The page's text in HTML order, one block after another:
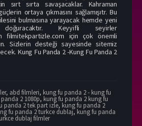
sırt sırta savaşacaklar. Kahraman
ortaya çıkmasını sağlamışıtr. Bu
bulmasına yarayacak hemde yeni
Keyyifli seyirler
filmitekpartizle.com için çok önemli
Sizlerin desteği sayesinde sitemiz
Kung Fu Panda 2 -Kung Fu Panda 2
, abd filmleri, kung fu panda 2 - kung fu
2 1080p, kung fu panda 2 kung fu
panda 2 tek part izle, kung fu panda 2
fu panda 2 turkce dublaj, kung fu panda
dublaj filmler